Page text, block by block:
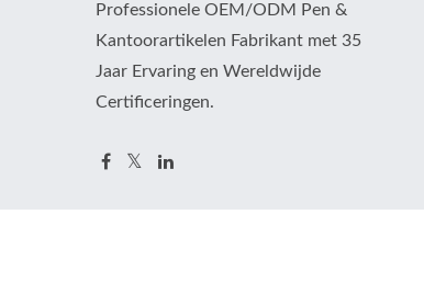
Professionele OEM/ODM Pen &
Kantoorartikelen Fabrikant met 35
Jaar Ervaring en Wereldwijde
Certificeringen.